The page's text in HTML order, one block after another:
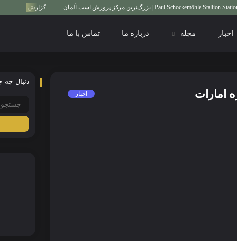
گزارش ویدیویی از بزرگ‌ترین
اخبار مجله درباره ما تماس با ما
امارات اخبار
دنبال چه